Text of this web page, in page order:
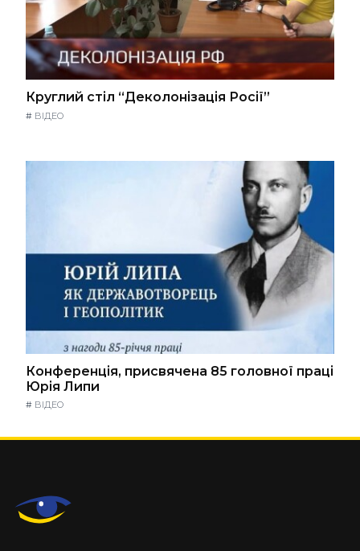
Круглий стіл “Деколонізація Росії”
# ВІДЕО
Конференція, присвячена 85 головної праці
Юрія Липи
# ВІДЕО